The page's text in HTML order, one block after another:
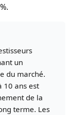
un
du marché.
10 ans est
de la
terme. Les